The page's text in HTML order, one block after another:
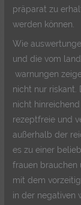
präparat zu
werden können.
Wie
und die vom
warnungen
nicht nur riskant.
nicht
rezeptfreie und
außerhalb der
es zu einer
frauen brauchen
mit dem
in der negativen